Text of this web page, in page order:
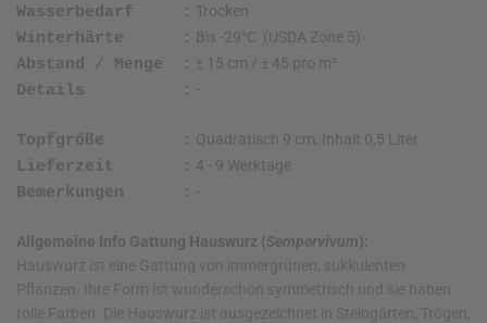
Wasserbedarf : Trocken
Winterhärte : Bis -29°C (USDA Zone 5)
Abstand / Menge : ± 15 cm / ± 45 pro m²
Details : -
Topfgröße : Quadratisch 9 cm, Inhalt 0,5 Liter
Lieferzeit : 4 - 9 Werktage
Bemerkungen : -
Allgemeine Info Gattung Hauswurz (Sempervivum):
Hauswurz ist eine Gattung von immergrünen, sukkulenten
Pflanzen. Ihre Form ist wunderschön symmetrisch und sie haben
tolle Farben. Die Hauswurz ist ausgezeichnet in Steingärten, Trögen,